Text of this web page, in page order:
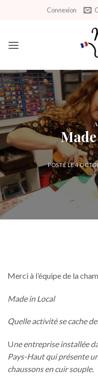
Connexion
POSTÉ LE4
Merci à l’équipe de la
Made in Local
Quelle activité se cache
Une entreprise installée
Pays-Haut qui présente
chaussons en cuir souple.